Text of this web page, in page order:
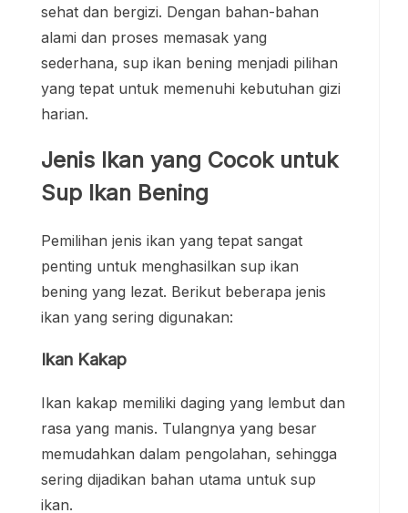
sehat dan bergizi. Dengan bahan-bahan
alami dan proses memasak yang
sederhana, sup ikan bening menjadi pilihan
yang tepat untuk memenuhi kebutuhan gizi
harian.
Jenis Ikan yang Cocok untuk
Sup Ikan Bening
Pemilihan jenis ikan yang tepat sangat
penting untuk menghasilkan sup ikan
bening yang lezat. Berikut beberapa jenis
ikan yang sering digunakan:
Ikan Kakap
Ikan kakap memiliki daging yang lembut dan
rasa yang manis. Tulangnya yang besar
memudahkan dalam pengolahan, sehingga
sering dijadikan bahan utama untuk sup
ikan.